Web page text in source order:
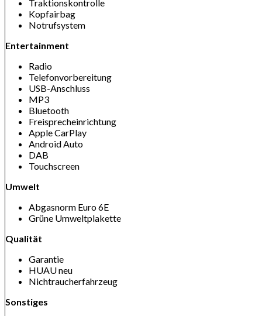
Traktionskontrolle
Kopfairbag
Notrufsystem
Entertainment
Radio
Telefonvorbereitung
USB-Anschluss
MP3
Bluetooth
Freisprecheinrichtung
Apple CarPlay
Android Auto
DAB
Touchscreen
Umwelt
Abgasnorm Euro 6E
Grüne Umweltplakette
Qualität
Garantie
HUAU neu
Nichtraucherfahrzeug
Sonstiges